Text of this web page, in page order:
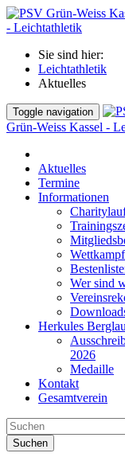
- Leichtathletik
Sie sind hier:
Leichtathletik
Aktuelles
Toggle navigation
Grün-Weiss Kassel -
Aktuelles
Termine
Informationen
Wer sind
Herkules
2026
Medaille
Kontakt
Gesamtverein
Suchen